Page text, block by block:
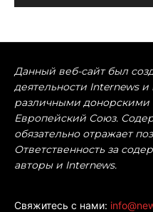
Данный веб-сайт был
деятельности Internews
различными донорскими
Европейский Союз.
обязательно отражает
Ответственность за
авторы и Internews.
Свяжитесь с нами: